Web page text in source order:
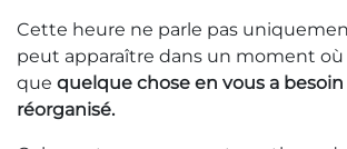
Cette heure ne parle pas
peut apparaître dans un moment où
que quelque chose en vous a besoin
réorganisé.